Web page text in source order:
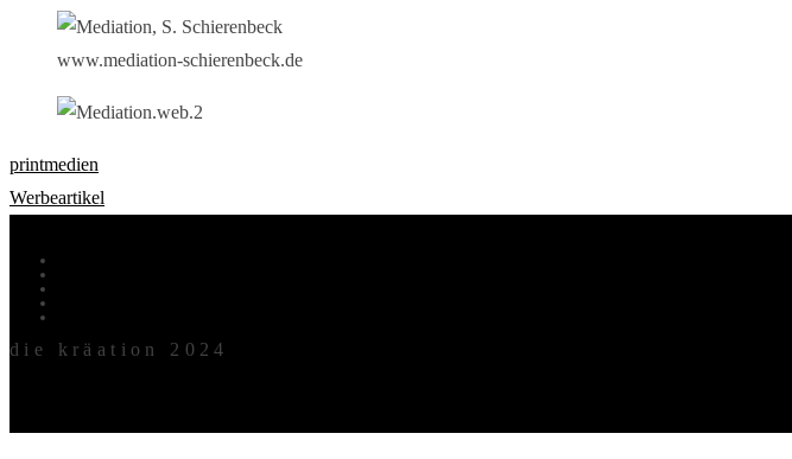
www.mediation-schierenbeck.de
printmedien
Werbeartikel
die kräation 2024